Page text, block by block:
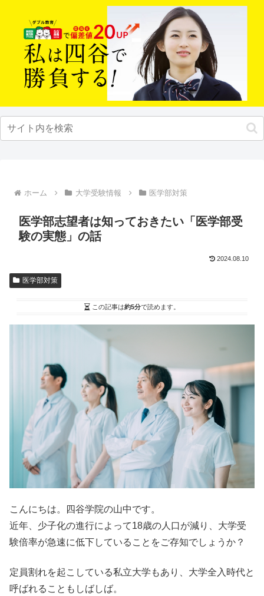
ホーム 大学受験情報 医学部対策
医学部志望者は知っておきたい「医学部受
験の実態」の話
2024.08.10
医学部対策
この記事は約5分で読めます。
こんにちは。四谷学院の山中です。
近年、少子化の進行によって18歳の人口が減り、 大学受
験倍率が急速に低下している ことをご存知でしょうか？
定員割れを起こしている私立大学もあり、 大学全入時代と
呼ばれることもしばしば。